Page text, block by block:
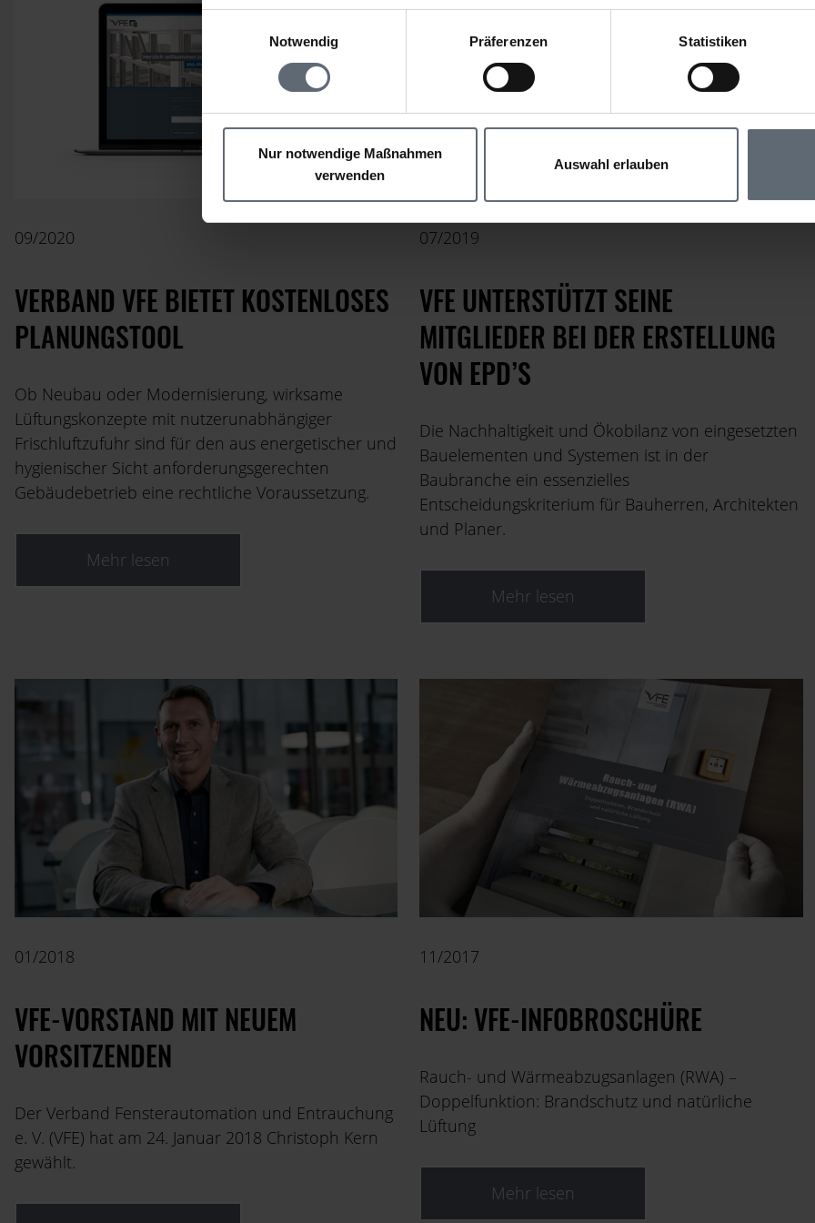
Einwilligungsauswahl
Notwendig
Präferenzen Statistiken
Nur notwendige Maßnahmen
verwenden
Auswahl erlauben
09/2020
VERBAND VFE BIETET KOSTENLOSES
PLANUNGSTOOL
Ob Neubau oder Modernisierung, wirksame
Lüftungskonzepte mit nutzerunabhängiger
Frischluftzufuhr sind für den aus energetischer und
hygienischer Sicht anforderungsgerechten
Gebäudebetrieb eine rechtliche Voraussetzung.
Mehr lesen
07/2019
VFE UNTERSTÜTZT SEINE
MITGLIEDER BEI DER ERSTELLUNG
VON EPD’S
Die Nachhaltigkeit und Ökobilanz von eingesetzten
Bauelementen und Systemen ist in der
Baubranche ein essenzielles
Entscheidungskriterium für Bauherren, Architekten
und Planer.
Mehr lesen
01/2018
VFE-VORSTAND MIT NEUEM
VORSITZENDEN
Der Verband Fensterautomation und Entrauchung
e. V. (VFE) hat am 24. Januar 2018 Christoph Kern
gewählt.
11/2017
NEU: VFE-INFOBROSCHÜRE
Rauch- und Wärmeabzugsanlagen (RWA) –
Doppelfunktion: Brandschutz und natürliche
Lüftung
Mehr lesen